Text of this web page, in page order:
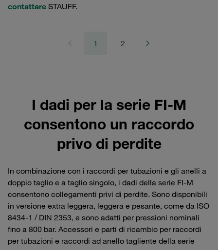
contattare STAUFF.
1 2
I dadi per la serie FI-M
consentono un raccordo
privo di perdite
In combinazione con i raccordi per tubazioni e gli anelli a
doppio taglio e a taglio singolo, i dadi della serie FI-M
consentono collegamenti privi di perdite. Sono disponibili
in versione extra leggera, leggera e pesante, come da ISO
8434-1 / DIN 2353, e sono adatti per pressioni nominali
fino a 800 bar. Accessori e parti di ricambio per raccordi
per tubazioni e raccordi ad anello tagliente della serie